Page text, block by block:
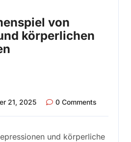
von
körperlichen
21, 2025 0 Comments
und körperliche